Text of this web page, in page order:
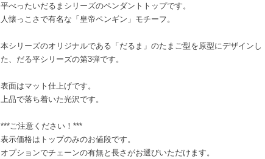
平べったいだるまシリーズのペンダントトップです。
人懐っこさで有名な「皇帝ペンギン」モチーフ。
本シリーズのオリジナルである「だるま」のたまご型を原型にデザインし
た、だる平シリーズの第3弾です。
表面はマット仕上げです。
上品で落ち着いた光沢です。
***ご注意ください！***
表示価格はトップのみのお値段です。
オプションでチェーンの有無と長さがお選びいただけます。